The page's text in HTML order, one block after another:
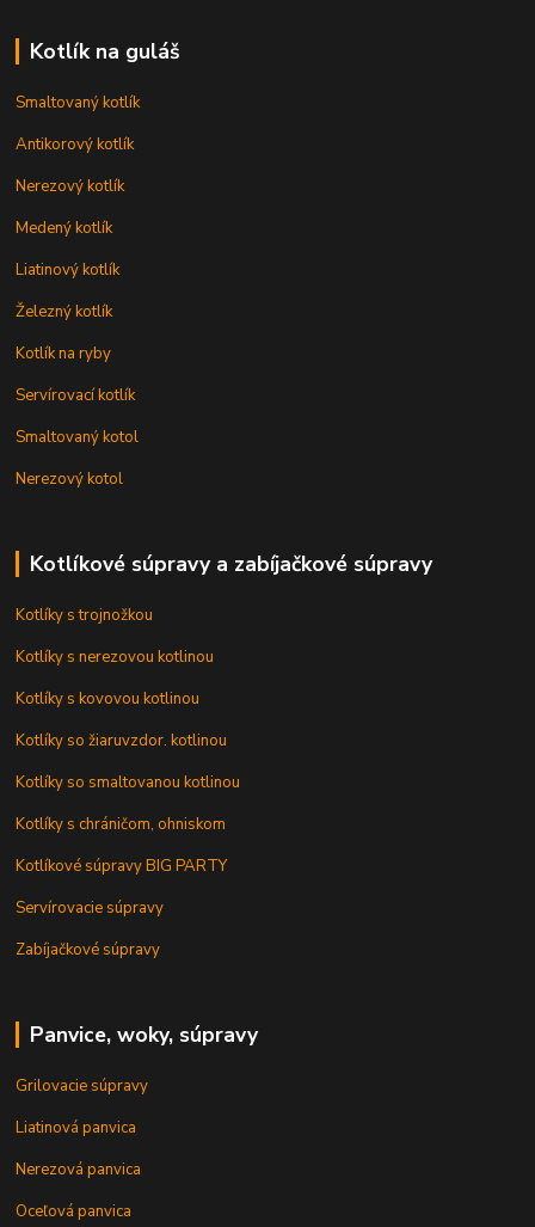
Kotlík na guláš
Smaltovaný kotlík
Antikorový kotlík
Nerezový kotlík
Medený kotlík
Liatinový kotlík
Železný kotlík
Kotlík na ryby
Servírovací kotlík
Smaltovaný kotol
Nerezový kotol
Kotlíkové súpravy a zabíjačkové súpravy
Kotlíky s trojnožkou
Kotlíky s nerezovou kotlinou
Kotlíky s kovovou kotlinou
Kotlíky so žiaruvzdor. kotlinou
Kotlíky so smaltovanou kotlinou
Kotlíky s chráničom, ohniskom
Kotlíkové súpravy BIG PARTY
Servírovacie súpravy
Zabíjačkové súpravy
Panvice, woky, súpravy
Grilovacie súpravy
Liatinová panvica
Nerezová panvica
Oceľová panvica